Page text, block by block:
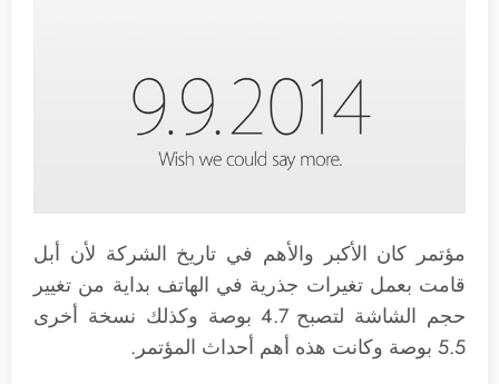
مؤتمر كان الأكبر والأهم في تاريخ الشركة لأن أبل
قامت بعمل تغيرات جذرية في الهاتف بداية من تغيير
حجم الشاشة لتصبح 4.7 بوصة وكذلك نسخة أخرى
5.5 بوصة وكانت هذه أهم أحداث المؤتمر.